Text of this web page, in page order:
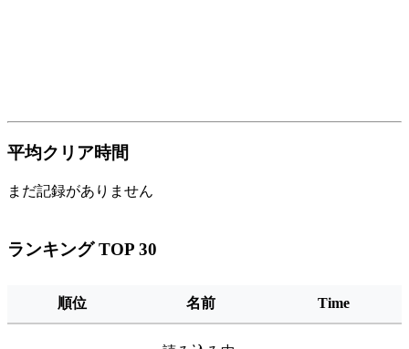
平均クリア時間
まだ記録がありません
ランキング TOP 30
順位 名前 Time